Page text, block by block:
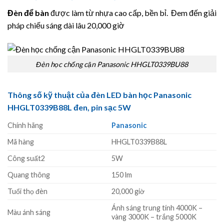
Đèn để bàn được làm từ nhựa cao cấp, bền bỉ. Đem đến giải
pháp chiếu sáng dài lâu 20,000 giờ
Đèn học chống cận Panasonic HHGLT0339BU88
Thông số kỹ thuật của đèn LED bàn học Panasonic
HHGLT0339B88L đen, pin sạc 5W
Chính hãng
Panasonic
Mã hàng
HHGLT0339B88L
Công suất2
5W
Quang thông
150 lm
Tuổi thọ đèn
20,000 giờ
Màu ánh sáng
Ánh sáng trung tính 4000K –
vàng 3000K – trắng 5000K